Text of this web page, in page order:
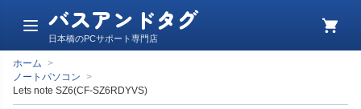
メ
ュ
ー
バスアンドタグ
日本橋のPCサポート専門店
カ
ホーム >
ノートパソコン >
Lets note SZ6(CF-SZ6RDYVS)